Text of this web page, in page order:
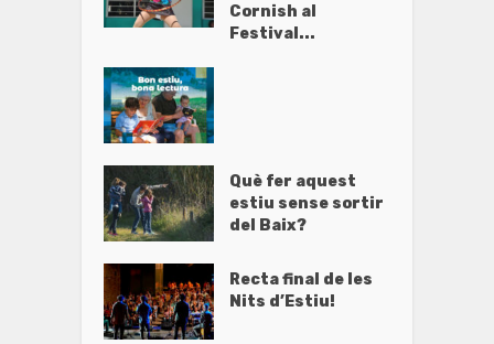
Cornish al
Festival...
Què fer aquest
estiu sense sortir
del Baix?
Recta final de les
Nits d’Estiu!